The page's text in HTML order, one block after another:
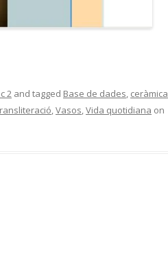
2 and tagged Base de dades, ceràmica
,Vasos,Vida quotidiana on